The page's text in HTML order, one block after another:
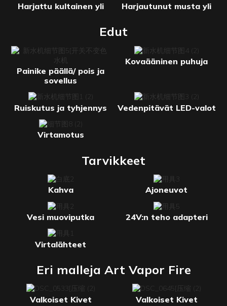
Harjattu kultainen yli Harjautunut musta yli
Edut
Painike päällä/ pois ja
sovellus
Kovaääninen puhuja
Ruiskutus ja tyhjennys Vedenpitävät LED-valot
Virtamotus
Tarvikkeet
Kahva Ajoneuvot
Vesi muoviputka 24V:n teho adapteri
Virtalähteet
Eri malleja Art Vapor Fire
Valkoiset Kivet Valkoiset Kivet